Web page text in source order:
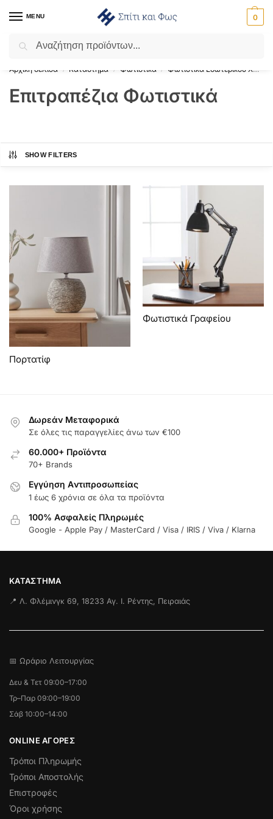
MENU 0
Flash Sale ⚡ 10% Έκπτωση με τον κωδικό ‘SPRING’!
Αρχική σελίδα / Κατάστημα / Φωτιστικά / Φωτιστικά Εσωτερικού Χώρου
Επιτραπέζια Φωτιστικά
SHOW FILTERS
Πορτατίφ
Φωτιστικά Γραφείου
Δωρεάν Μεταφορικά
Σε όλες τις παραγγελίες άνω των €100
60.000+ Προϊόντα
70+ Brands
Εγγύηση Aντιπροσωπείας
1 έως 6 χρόνια σε όλα τα προϊόντα
100% Ασφαλείς Πληρωμές
Google - Apple Pay / MasterCard / Visa / IRIS / Viva / Klarna
ΚΑΤΆΣΤΗΜΑ
📍 Λ. Φλέμινγκ 69, 18233 Αγ. Ι. Ρέντης, Πειραιάς
📅 Ωράριο Λειτουργίας
Δευ & Τετ 09:00–17:00
Τρ–Παρ 09:00–19:00
Σάβ 10:00–14:00
ONLINE ΑΓΟΡΕΣ
Τρόποι Πληρωμής
Τρόποι Αποστολής
Επιστροφές
Όροι χρήσης